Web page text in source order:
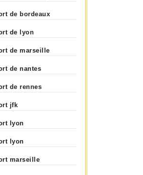
de bordeaux
de lyon
de marseille
de nantes
de rennes
jfk
lyon
lyon
marseille